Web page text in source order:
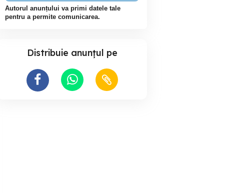
Autorul anunțului va primi datele tale
pentru a permite comunicarea.
Distribuie anunțul pe